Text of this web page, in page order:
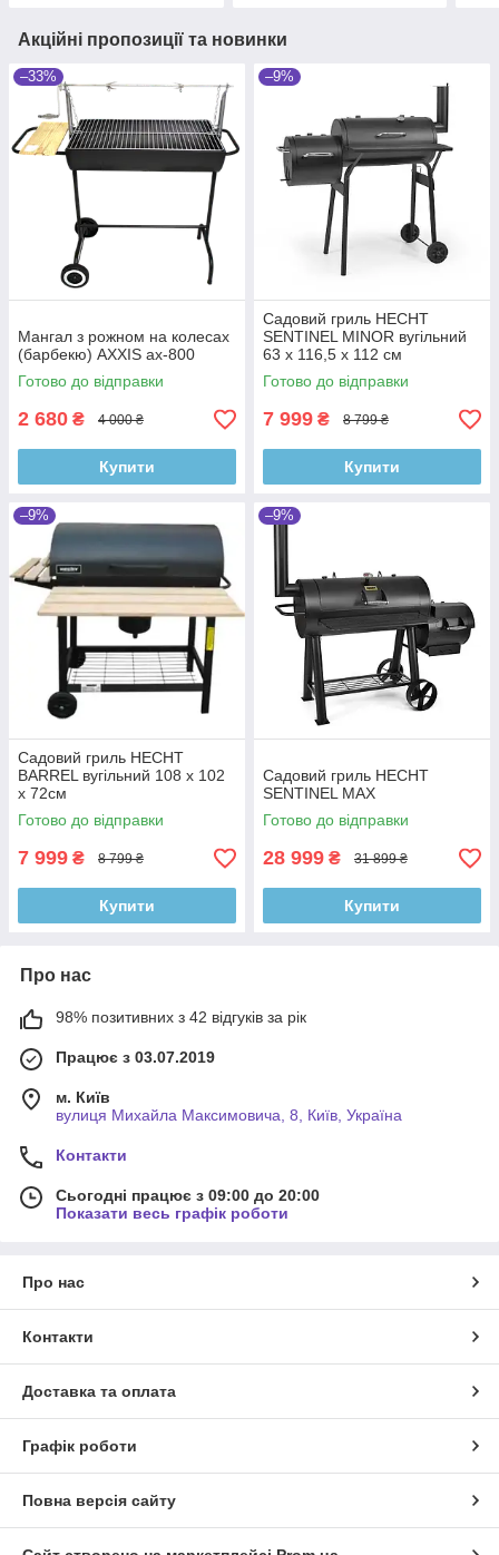
Акційні пропозиції та новинки
–33%
Мангал з рожном на колесах
(барбекю) AXXIS ax-800
Готово до відправки
2 680 ₴ 4 000 ₴
Купити
–9%
Садовий гриль HECHT
SENTINEL MINOR вугільний
63 x 116,5 x 112 см
Готово до відправки
7 999 ₴ 8 799 ₴
Купити
–9%
Садовий гриль HECHT
BARREL вугільний 108 x 102
x 72см
Готово до відправки
7 999 ₴ 8 799 ₴
Купити
–9%
Садовий гриль HECHT
SENTINEL MAX
Готово до відправки
28 999 ₴ 31 899 ₴
Купити
Про нас
98% позитивних з 42 відгуків за рік
Працює з 03.07.2019
м. Київ
вулиця Михайла Максимовича, 8, Київ, Україна
Контакти
Сьогодні працює з 09:00 до 20:00
Показати весь графік роботи
Про нас
Контакти
Доставка та оплата
Графік роботи
Повна версія сайту